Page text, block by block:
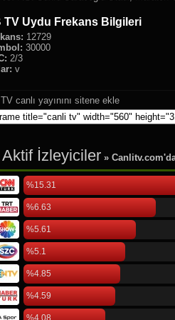
TV Uydu Frekans Bilgileri
12729
30000
2/3
v
canlı yayınını sitene ekle
Aktif İzleyiciler »
%15.31
%6.63
%5.61
%5.1
%4.85
%4.59
%4.08